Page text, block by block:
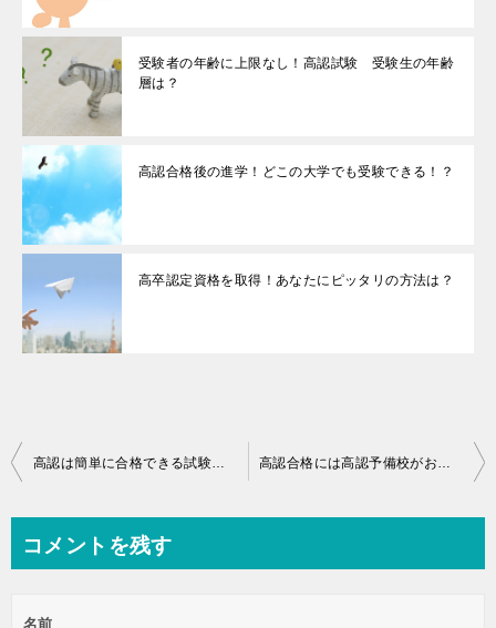
受験者の年齢に上限なし！高認試験 受験生の年齢
層は？
高認合格後の進学！どこの大学でも受験できる！？
高卒認定資格を取得！あなたにピッタリの方法は？
投
ビ
高認は簡単に合格できる試験！？試験の難易度や合格率を知ろう 高認合格には高認予備校がおすすめ！そのメリットは？
コメントを残す
名前